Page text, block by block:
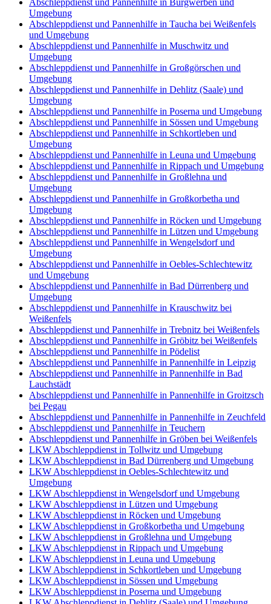
Umgebung
Abschleppdienst und Pannenhilfe in Taucha bei Weißenfels
und Umgebung
Abschleppdienst und Pannenhilfe in Muschwitz und
Umgebung
Abschleppdienst und Pannenhilfe in Großgörschen und
Umgebung
Abschleppdienst und Pannenhilfe in Dehlitz (Saale) und
Umgebung
Abschleppdienst und Pannenhilfe in Poserna und Umgebung
Abschleppdienst und Pannenhilfe in Sössen und Umgebung
Abschleppdienst und Pannenhilfe in Schkortleben und
Umgebung
Abschleppdienst und Pannenhilfe in Leuna und Umgebung
Abschleppdienst und Pannenhilfe in Rippach und Umgebung
Abschleppdienst und Pannenhilfe in Großlehna und
Umgebung
Abschleppdienst und Pannenhilfe in Großkorbetha und
Umgebung
Abschleppdienst und Pannenhilfe in Röcken und Umgebung
Abschleppdienst und Pannenhilfe in Lützen und Umgebung
Abschleppdienst und Pannenhilfe in Wengelsdorf und
Umgebung
Abschleppdienst und Pannenhilfe in Oebles-Schlechtewitz
und Umgebung
Abschleppdienst und Pannenhilfe in Bad Dürrenberg und
Umgebung
Abschleppdienst und Pannenhilfe in Krauschwitz bei
Weißenfels
Abschleppdienst und Pannenhilfe in Trebnitz bei Weißenfels
Abschleppdienst und Pannenhilfe in Gröbitz bei Weißenfels
Abschleppdienst und Pannenhilfe in Pödelist
Abschleppdienst und Pannenhilfe in Pannenhilfe in Leipzig
Abschleppdienst und Pannenhilfe in Pannenhilfe in Bad
Lauchstädt
Abschleppdienst und Pannenhilfe in Pannenhilfe in Groitzsch
bei Pegau
Abschleppdienst und Pannenhilfe in Pannenhilfe in Zeuchfeld
Abschleppdienst und Pannenhilfe in Teuchern
Abschleppdienst und Pannenhilfe in Gröben bei Weißenfels
LKW Abschleppdienst in Tollwitz und Umgebung
LKW Abschleppdienst in Bad Dürrenberg und Umgebung
LKW Abschleppdienst in Oebles-Schlechtewitz und
Umgebung
LKW Abschleppdienst in Wengelsdorf und Umgebung
LKW Abschleppdienst in Lützen und Umgebung
LKW Abschleppdienst in Röcken und Umgebung
LKW Abschleppdienst in Großkorbetha und Umgebung
LKW Abschleppdienst in Großlehna und Umgebung
LKW Abschleppdienst in Rippach und Umgebung
LKW Abschleppdienst in Leuna und Umgebung
LKW Abschleppdienst in Schkortleben und Umgebung
LKW Abschleppdienst in Sössen und Umgebung
LKW Abschleppdienst in Poserna und Umgebung